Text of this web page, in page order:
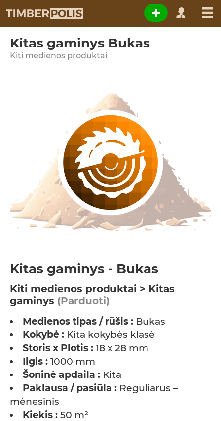
Kitas gaminys Bukas
Kiti medienos produktai
Kitas gaminys - Bukas
Kiti medienos produktai > Kitas
gaminys (Parduoti)
Medienos tipas / rūšis : Bukas
Kokybė : Kita kokybės klasė
Storis x Plotis : 18 x 28 mm
Ilgis : 1000 mm
Šoninė apdaila : Kita
Paklausa / pasiūla : Reguliarus –
mėnesinis
Kiekis : 50 m²